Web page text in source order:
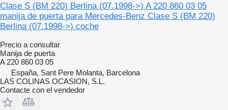
Clase S (BM 220) Berlina (07.1998->) A 220 860 03 05
manija de puerta para Mercedes-Benz Clase S (BM 220)
Berlina (07.1998->) coche
Precio a consultar
Manija de puerta
A 220 860 03 05
España, Sant Pere Molanta, Barcelona
LAS COLINAS OCASION, S.L.
Contacte con el vendedor